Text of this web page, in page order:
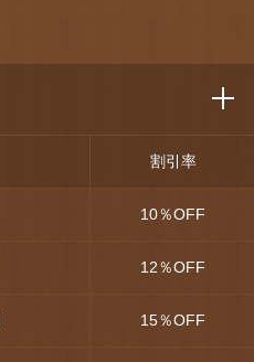
割引率
10％OFF
12％OFF
15％OFF